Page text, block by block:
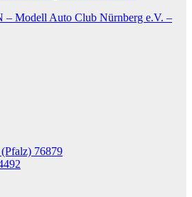
– Modell Auto Club Nürnberg e.V. –
76879